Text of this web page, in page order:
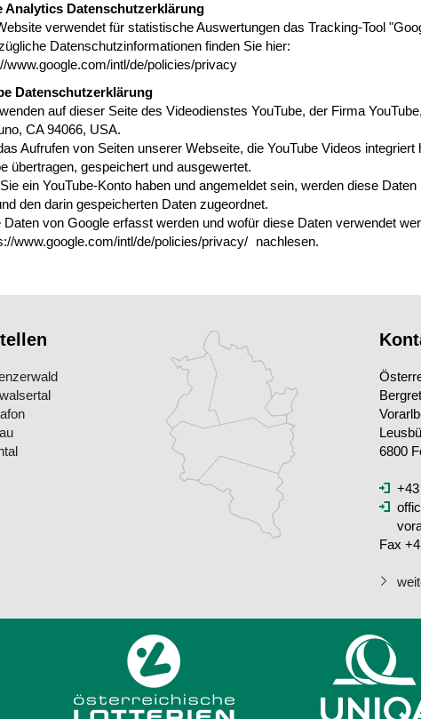
Analytics Datenschutzerklärung
verwendet für statistische Auswertungen das Tracking-Tool
Datenschutzinformationen finden Sie hier:
www.google.com/intl/de/policies/privacy
Datenschutzerklärung
auf dieser Seite des Videodienstes YouTube, der Firma
CA 94066, USA.
Aufrufen von Seiten unserer Webseite, die YouTube Videos integriert
übertragen, gespeichert und ausgewertet.
ein YouTube-Konto haben und angemeldet sein, werden diese
den darin gespeicherten Daten zugeordnet.
Daten von Google erfasst werden und wofür diese Daten verwendet
www.google.com/intl/de/policies/privacy/ nachlesen.
6800
Fax